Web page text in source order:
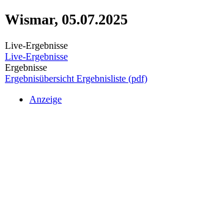
Wismar, 05.07.2025
Live-Ergebnisse
Live-Ergebnisse
Ergebnisse
Ergebnisübersicht Ergebnisliste (pdf)
Anzeige